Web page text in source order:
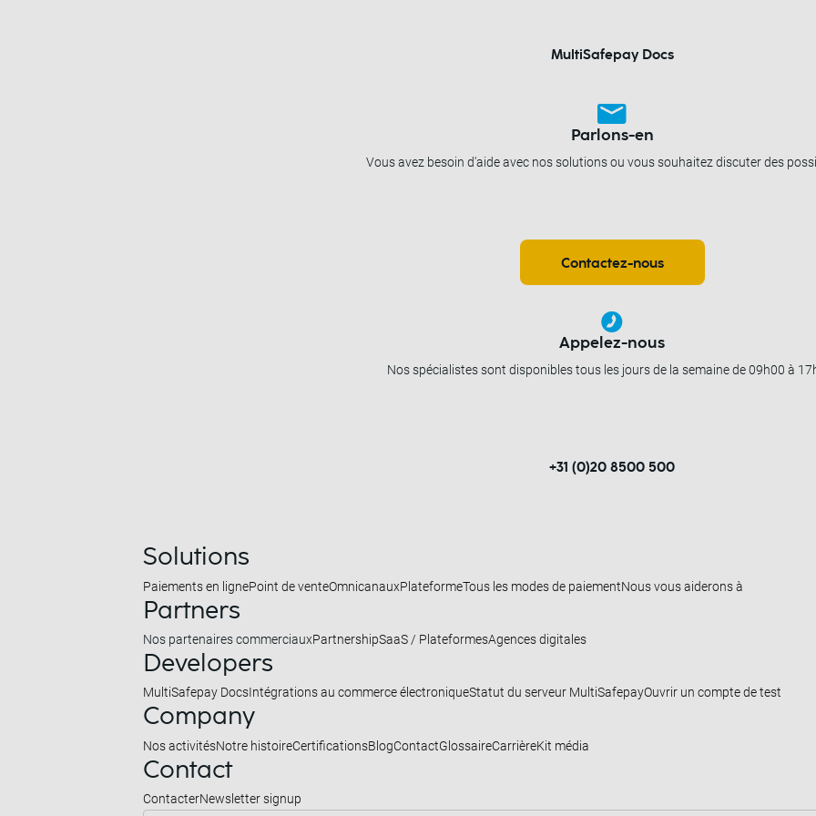
MultiSafepay Docs
Parlons-en
Vous avez besoin d'aide avec nos solutions ou vous souhaitez discuter des
Contactez-nous
Appelez-nous
Nos spécialistes sont disponibles tous les jours de la semaine de 09h00 à
+31 (0)20 8500 500
Solutions
Paiements en lignePoint de venteOmnicanauxPlateformeTous les modes de paiementNous vous aiderons à
Partners
Nos partenaires commerciauxPartnershipSaaS / PlateformesAgences digitales
Developers
MultiSafepay DocsIntégrations au commerce électroniqueStatut du serveur MultiSafepayOuvrir un compte de test
Company
Nos activitésNotre histoireCertificationsBlogContactGlossaireCarrièreKit média
Contact
ContacterNewsletter signup